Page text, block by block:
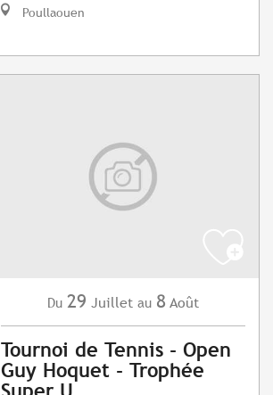
Poullaouen
Du 29 Juillet au 8 Août
Tournoi de Tennis - Open
Guy Hoquet - Trophée